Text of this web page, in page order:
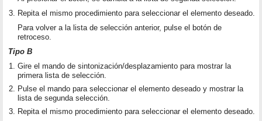
Repita el mismo procedimiento para seleccionar el elemento deseado.
Para volver a la lista de selección anterior, pulse el botón de
retroceso.
Tipo B
Gire el mando de sintonización/desplazamiento para mostrar la
primera lista de selección.
Pulse el mando para seleccionar el elemento deseado y mostrar la
lista de segunda selección.
Repita el mismo procedimiento para seleccionar el elemento deseado.